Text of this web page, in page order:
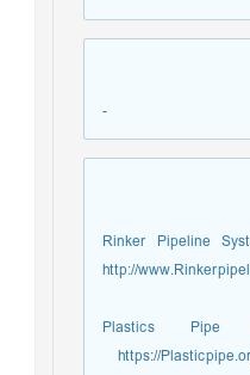
1-Rinker Pipeline
http://
2-Plastics
https://